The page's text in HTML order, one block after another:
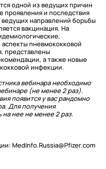
одной из ведущих причин
проявления и последствия
направлений борьбы
вакцинация. На
пневмококковой
представлены
а также новые
инфекции.
вебинара необходимо
(не менее 2 раз).
появится у вас рандомно
Для получения
нее не менее 2 раз.
MedInfo.Russia@Pfizer.com